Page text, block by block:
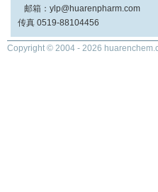
邮箱：ylp@huarenpharm.com
传真 0519-88104456
Copyright © 2004 - 2026